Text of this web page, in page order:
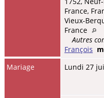
France,
Vieux-
France
Autres
François
Mariage
Lundi 27